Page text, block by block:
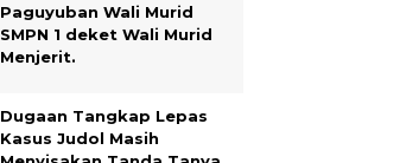
Paguyuban Wali Murid
SMPN 1 deket Wali Murid
Menjerit.
Dugaan Tangkap Lepas
Kasus Judol Masih